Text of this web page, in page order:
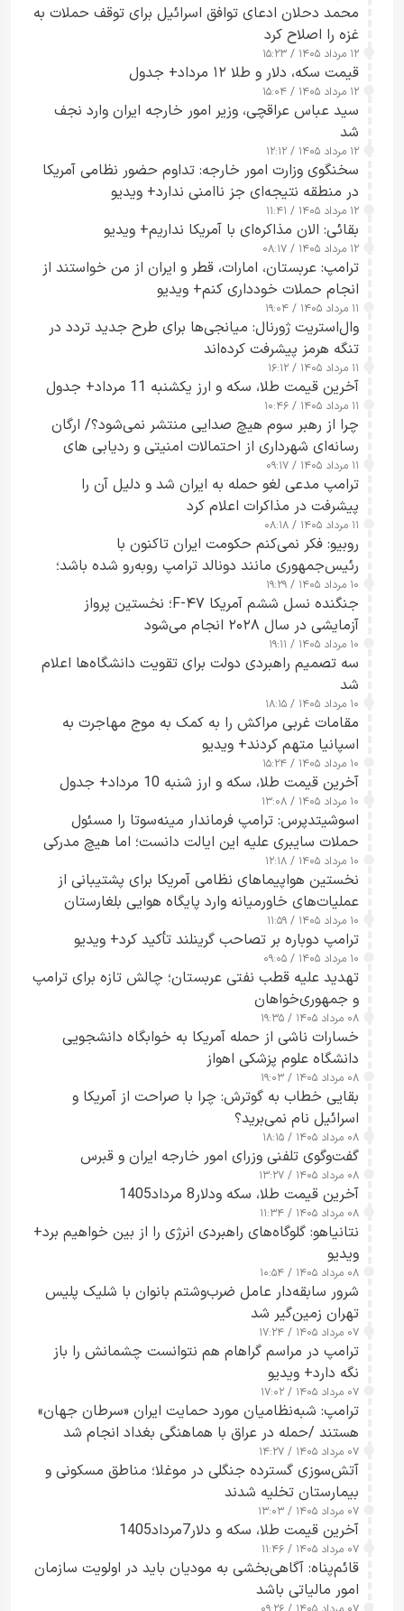
محمد دحلان ادعای توافق اسرائیل برای توقف حملات به
غزه را اصلاح کرد
۱۲ مرداد ۱۴۰۵ / ۱۵:۲۳
قیمت سکه، دلار و طلا ۱۲ مرداد+ جدول
۱۲ مرداد ۱۴۰۵ / ۱۵:۰۴
سید عباس عراقچی، وزیر امور خارجه ایران وارد نجف
شد
۱۲ مرداد ۱۴۰۵ / ۱۲:۱۲
سخنگوی وزارت امور خارجه: تداوم حضور نظامی آمریکا
در منطقه نتیجه‌ای جز ناامنی ندارد+ ویدیو
۱۲ مرداد ۱۴۰۵ / ۱۱:۴۱
بقائی: الان مذاکره‌ای با آمریکا نداریم+ ویدیو
۱۲ مرداد ۱۴۰۵ / ۰۸:۱۷
ترامپ: عربستان، امارات، قطر و ایران از من خواستند از
انجام حملات خودداری کنم+ ویدیو
۱۱ مرداد ۱۴۰۵ / ۱۹:۰۴
وال‌استریت ژورنال: میانجی‌ها برای طرح جدید تردد در
تنگه هرمز پیشرفت کرده‌اند
۱۱ مرداد ۱۴۰۵ / ۱۶:۱۲
آخرین قیمت طلا، سکه و ارز یکشنبه 11 مرداد+ جدول
۱۱ مرداد ۱۴۰۵ / ۱۰:۴۶
چرا از رهبر سوم هیچ صدایی منتشر نمی‌شود؟/ ارگان
رسانه‌ای شهرداری از احتمالات امنیتی و ردیابی های
جاسوسی گفت
۱۱ مرداد ۱۴۰۵ / ۰۹:۱۷
ترامپ مدعی لغو حمله به ایران شد و دلیل آن را
پیشرفت در مذاکرات اعلام کرد
۱۱ مرداد ۱۴۰۵ / ۰۸:۱۸
روبیو: فکر نمی‌کنم حکومت ایران تاکنون با
رئیس‌جمهوری مانند دونالد ترامپ روبه‌رو شده باشد؛
کسی که واقعاً دست به اقدام می‌زند
۱۰ مرداد ۱۴۰۵ / ۱۹:۲۹
جنگنده نسل ششم آمریکا F-۴۷؛ نخستین پرواز
آزمایشی در سال ۲۰۲۸ انجام می‌شود
۱۰ مرداد ۱۴۰۵ / ۱۹:۱۱
سه تصمیم راهبردی دولت برای تقویت دانشگاه‌ها اعلام
شد
۱۰ مرداد ۱۴۰۵ / ۱۸:۱۵
مقامات غربی مراکش را به کمک به موج مهاجرت به
اسپانیا متهم کردند+ ویدیو
۱۰ مرداد ۱۴۰۵ / ۱۵:۲۴
آخرین قیمت طلا، سکه و ارز شنبه 10 مرداد+ جدول
۱۰ مرداد ۱۴۰۵ / ۱۳:۰۸
اسوشیتدپرس: ترامپ فرماندار مینه‌سوتا را مسئول
حملات سایبری علیه این ایالت دانست؛ اما هیچ مدرکی
ارائه نکرد
۱۰ مرداد ۱۴۰۵ / ۱۲:۱۸
نخستین هواپیماهای نظامی آمریکا برای پشتیبانی از
عملیات‌های خاورمیانه وارد پایگاه هوایی بلغارستان
شدند
۱۰ مرداد ۱۴۰۵ / ۱۱:۵۹
ترامپ دوباره بر تصاحب گرینلند تأکید کرد+ ویدیو
۱۰ مرداد ۱۴۰۵ / ۰۹:۰۵
تهدید علیه قطب نفتی عربستان؛ چالش تازه برای ترامپ
و جمهوری‌خواهان
۰۸ مرداد ۱۴۰۵ / ۱۹:۳۵
خسارات ناشی از حمله آمریکا به خوابگاه دانشجویی
دانشگاه علوم پزشکی اهواز
۰۸ مرداد ۱۴۰۵ / ۱۹:۰۳
بقایی خطاب به گوترش: چرا با صراحت از آمریکا و
اسرائیل نام نمی‌برید؟
۰۸ مرداد ۱۴۰۵ / ۱۸:۱۵
گفت‌وگوی تلفنی وزرای امور خارجه ایران و قبرس
۰۸ مرداد ۱۴۰۵ / ۱۳:۲۷
آخرین قیمت طلا، سکه ودلار8 مرداد1405
۰۸ مرداد ۱۴۰۵ / ۱۱:۳۴
نتانیاهو: گلوگاه‌های راهبردی انرژی را از بین خواهیم برد+
ویدیو
۰۸ مرداد ۱۴۰۵ / ۱۰:۵۴
شرور سابقه‌دار عامل ضرب‌وشتم بانوان با شلیک پلیس
تهران زمین‌گیر شد
۰۷ مرداد ۱۴۰۵ / ۱۷:۲۴
ترامپ در مراسم گراهام هم نتوانست چشمانش را باز
نگه دارد+ ویدیو
۰۷ مرداد ۱۴۰۵ / ۱۷:۰۲
ترامپ: شبه‌نظامیان مورد حمایت ایران «سرطان جهان»
هستند /حمله در عراق با هماهنگی بغداد انجام شد
۰۷ مرداد ۱۴۰۵ / ۱۴:۲۷
آتش‌سوزی گسترده جنگلی در موغلا؛ مناطق مسکونی و
بیمارستان تخلیه شدند
۰۷ مرداد ۱۴۰۵ / ۱۳:۰۳
آخرین قیمت طلا، سکه و دلار7مرداد1405
۰۷ مرداد ۱۴۰۵ / ۱۱:۴۶
قائم‌پناه: آگاهی‌بخشی به مودیان باید در اولویت سازمان
امور مالیاتی باشد